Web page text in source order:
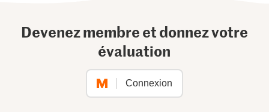
Devenez membre et donnez votre
évaluation
Connexion